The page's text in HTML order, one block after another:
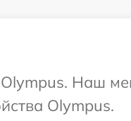
Olympus. Наш
Olympus.